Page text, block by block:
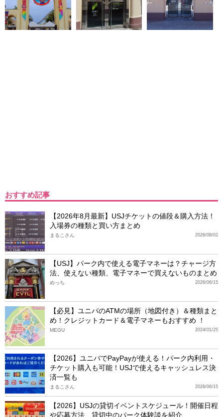
おすすめ記事
【2026年8月最新】USJチケットの値段＆購入方法！
入場券の種類と買い方まとめ
2026/08/02
まるこさん
【USJ】パーク内で使える電子マネーは？チャージ方
法、使えない種類、電子マネーで買えないものまとめ
2026/06/15
めっち
【必見】ユニバのATMの場所（地図付き）＆種類まと
め！クレジットカード＆電子マネーもおすすめ ！
2024/01/25
MEGU
【2026】ユニバでPayPayが使える！パーク内利用・
チケット購入も可能！USJで使えるキャッシュレス決
済一覧も
2026/06/15
まるこさん
【2026】USJの貸切イベントスケジュール！開催日程
や応募方法、貸切中のパーク体験談を紹介